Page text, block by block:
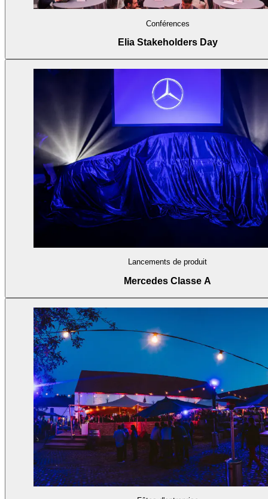
Conférences
Elia Stakeholders Day
Lancements de produit
Mercedes Classe A